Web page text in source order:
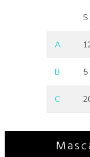
S
A
B 5
C